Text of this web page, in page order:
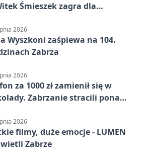
Śmieszek zagra dla
2026
Wyszkoni zaśpiewa na 104.
Zabrza
2026
za 1000 zł zamienił się w
Zabrzanie stracili ponad
2026
filmy, duże emocje - LUMEN
Zabrze